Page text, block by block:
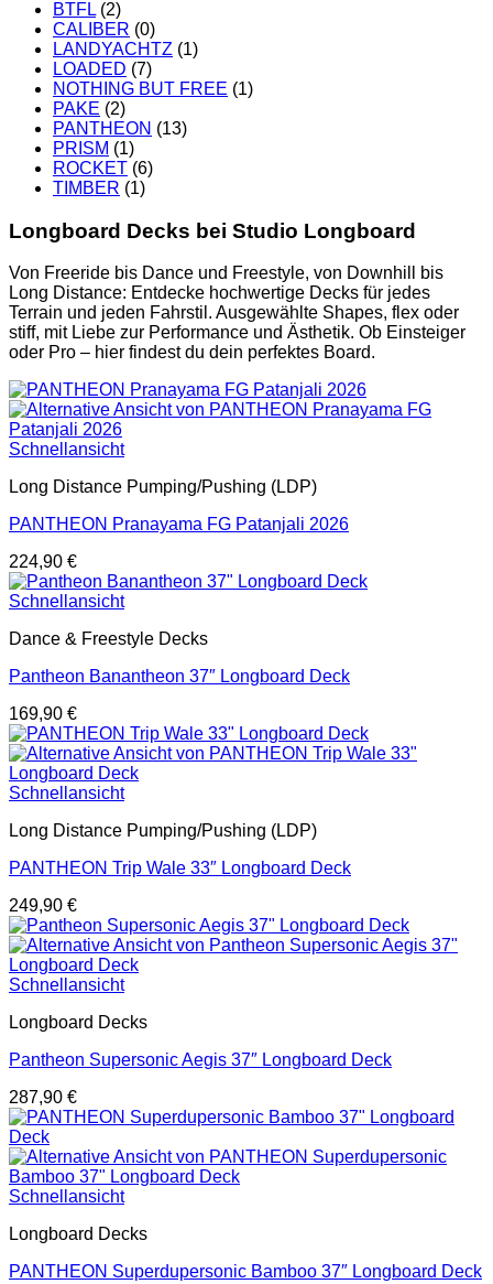
BTFL (2)
CALIBER (0)
LANDYACHTZ (1)
LOADED (7)
NOTHING BUT FREE (1)
PAKE (2)
PANTHEON (13)
PRISM (1)
ROCKET (6)
TIMBER (1)
Longboard Decks bei Studio Longboard
Von Freeride bis Dance und Freestyle, von Downhill bis
Long Distance: Entdecke hochwertige Decks für jedes
Terrain und jeden Fahrstil. Ausgewählte Shapes, flex oder
stiff, mit Liebe zur Performance und Ästhetik. Ob Einsteiger
oder Pro – hier findest du dein perfektes Board.
Schnellansicht
Long Distance Pumping/Pushing (LDP)
PANTHEON Pranayama FG Patanjali 2026
224,90 €
Schnellansicht
Dance & Freestyle Decks
Pantheon Banantheon 37″ Longboard Deck
169,90 €
Schnellansicht
Long Distance Pumping/Pushing (LDP)
PANTHEON Trip Wale 33″ Longboard Deck
249,90 €
Schnellansicht
Longboard Decks
Pantheon Supersonic Aegis 37″ Longboard Deck
287,90 €
Schnellansicht
Longboard Decks
PANTHEON Superdupersonic Bamboo 37″ Longboard Deck